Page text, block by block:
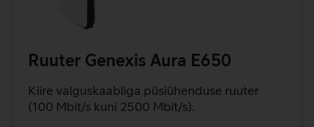
Ruuter Genexis Aura E650
Kiire valguskaabliga püsiühenduse ruuter
(100 Mbit/s kuni 2500 Mbit/s).